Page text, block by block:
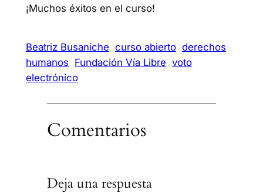
¡Muchos éxitos en el curso!
Beatriz Busaniche curso abierto derechos
humanos Fundación Vía Libre voto
electrónico
Comentarios
Deja una respuesta